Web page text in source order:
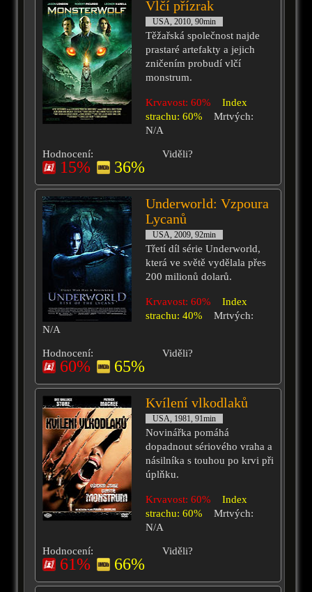
Vlčí přízrak
USA, 2010, 90min
Těžařská společnost najde
prastaré artefakty a jejich
zničením probudí vlčí
monstrum.
Krvavost: 60%
Index
strachu: 60%
Mrtvých:
N/A
Hodnocení:
15% 36%
Viděli?
Underworld: Vzpoura
Lycanů
USA, 2009, 92min
Třetí díl série Underworld,
která ve světě vydělala přes
200 milionů dolarů.
Krvavost: 60%
Index
strachu: 40%
Mrtvých:
N/A
Hodnocení:
60% 65%
Viděli?
Kvílení vlkodlaků
USA, 1981, 91min
Novinářka pomáhá
dopadnout sériového vraha a
násilníka s touhou po krvi při
úplňku.
Krvavost: 60%
Index
strachu: 60%
Mrtvých:
N/A
Hodnocení:
61% 66%
Viděli?